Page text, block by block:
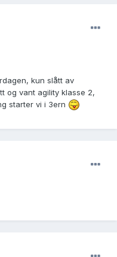
kun slått av
og vant agility klasse 2,
starter vi i 3ern